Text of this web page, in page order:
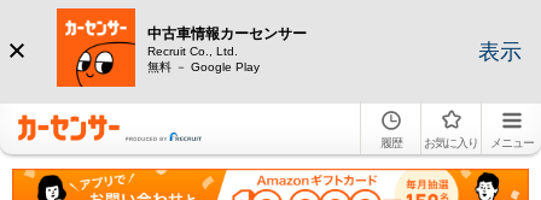
中古車情報カーセンサー
Recruit Co., Ltd.
無料 － Google Play
表示
履歴 お気に入り メニュー